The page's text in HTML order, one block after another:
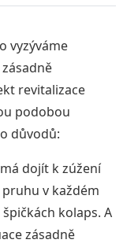
vyzýváme
revitalizace
podobou
důvodů:
dojít k zúžení
v každém
kolaps. A
zásadně